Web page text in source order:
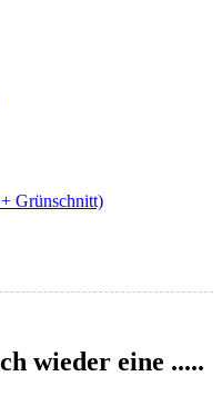
Grünschnitt)
wieder eine .....